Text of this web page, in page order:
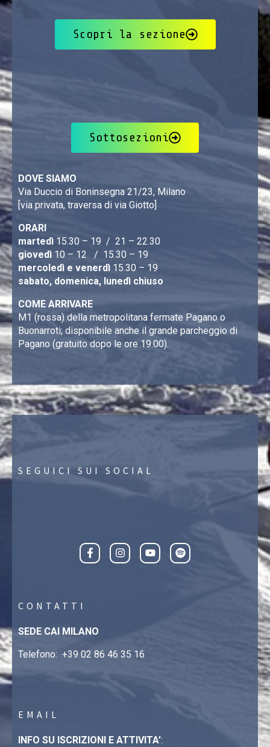
Scopri la sezione
Sottosezioni
DOVE SIAMO
Via Duccio di Boninsegna 21/23, Milano
[via privata, traversa di via Giotto]
ORARI
martedì 15.30 – 19 / 21 – 22.30
giovedì 10 – 12 / 15.30 – 19
mercoledì e venerdì 15.30 – 19
sabato, domenica, lunedì chiuso
COME ARRIVARE
M1 (rossa) della metropolitana fermate Pagano o
Buonarroti; disponibile anche il grande parcheggio di
Pagano (gratuito dopo le ore 19.00).
SEGUICI SUI SOCIAL
CONTATTI
SEDE CAI MILANO
Telefono: +39 02 86 46 35 16
EMAIL
INFO SU ISCRIZIONI E ATTIVITA’: